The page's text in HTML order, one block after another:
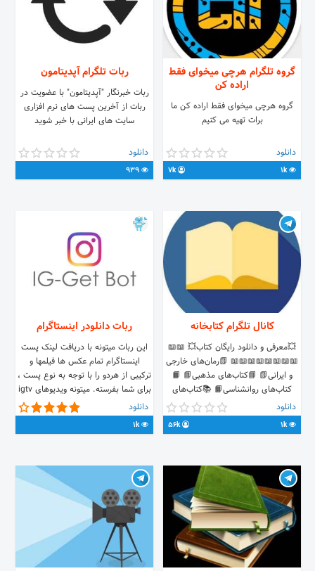
گروه تلگرام هرچی میخوای فقط
اراده کن
گروه هرچی میخوای فقط اراده کن ما
برات تهیه می کنیم
دانلود
1k
7k
ربات تلگرام آپدیتامون
ربات خبرنگار "آپدیتامون" با عضویت در
ربات از آخرین پست های نرم افزاری
سایت های ایرانی با خبر شوید
دانلود
کانال تلگرام کتابخانه
💥معرفی و دانلود رایگان کتاب💥 📖📖
📖📖📖📖📖📖📖📖 📗رمان‌های خارجی
و ایرانی📗 📘کتاب‌های مذهبی📘 📙
کتاب‌های روانشناسی📙 📚کتاب‌های
کودک و هزاران کتاب با موضوعات
مختلف📚
دانلود
1k
56k
ربات دانلودر اینستاگرام
این ربات میتونه با دریافت لینک پست
اینستاگرام تمام عکس ها فیلمها و
ترکیبی از هردو را با توجه به نوع پست ،
برای شما بفرسته. میتونه ویدیوهای igtv
رو به همین صورت دانلود کنه. دانلود
استوری و هایلایت هم جزو آپدیت های
بعدیه سرعتش بد نیست. ارزش یک بار
دانلود
1k